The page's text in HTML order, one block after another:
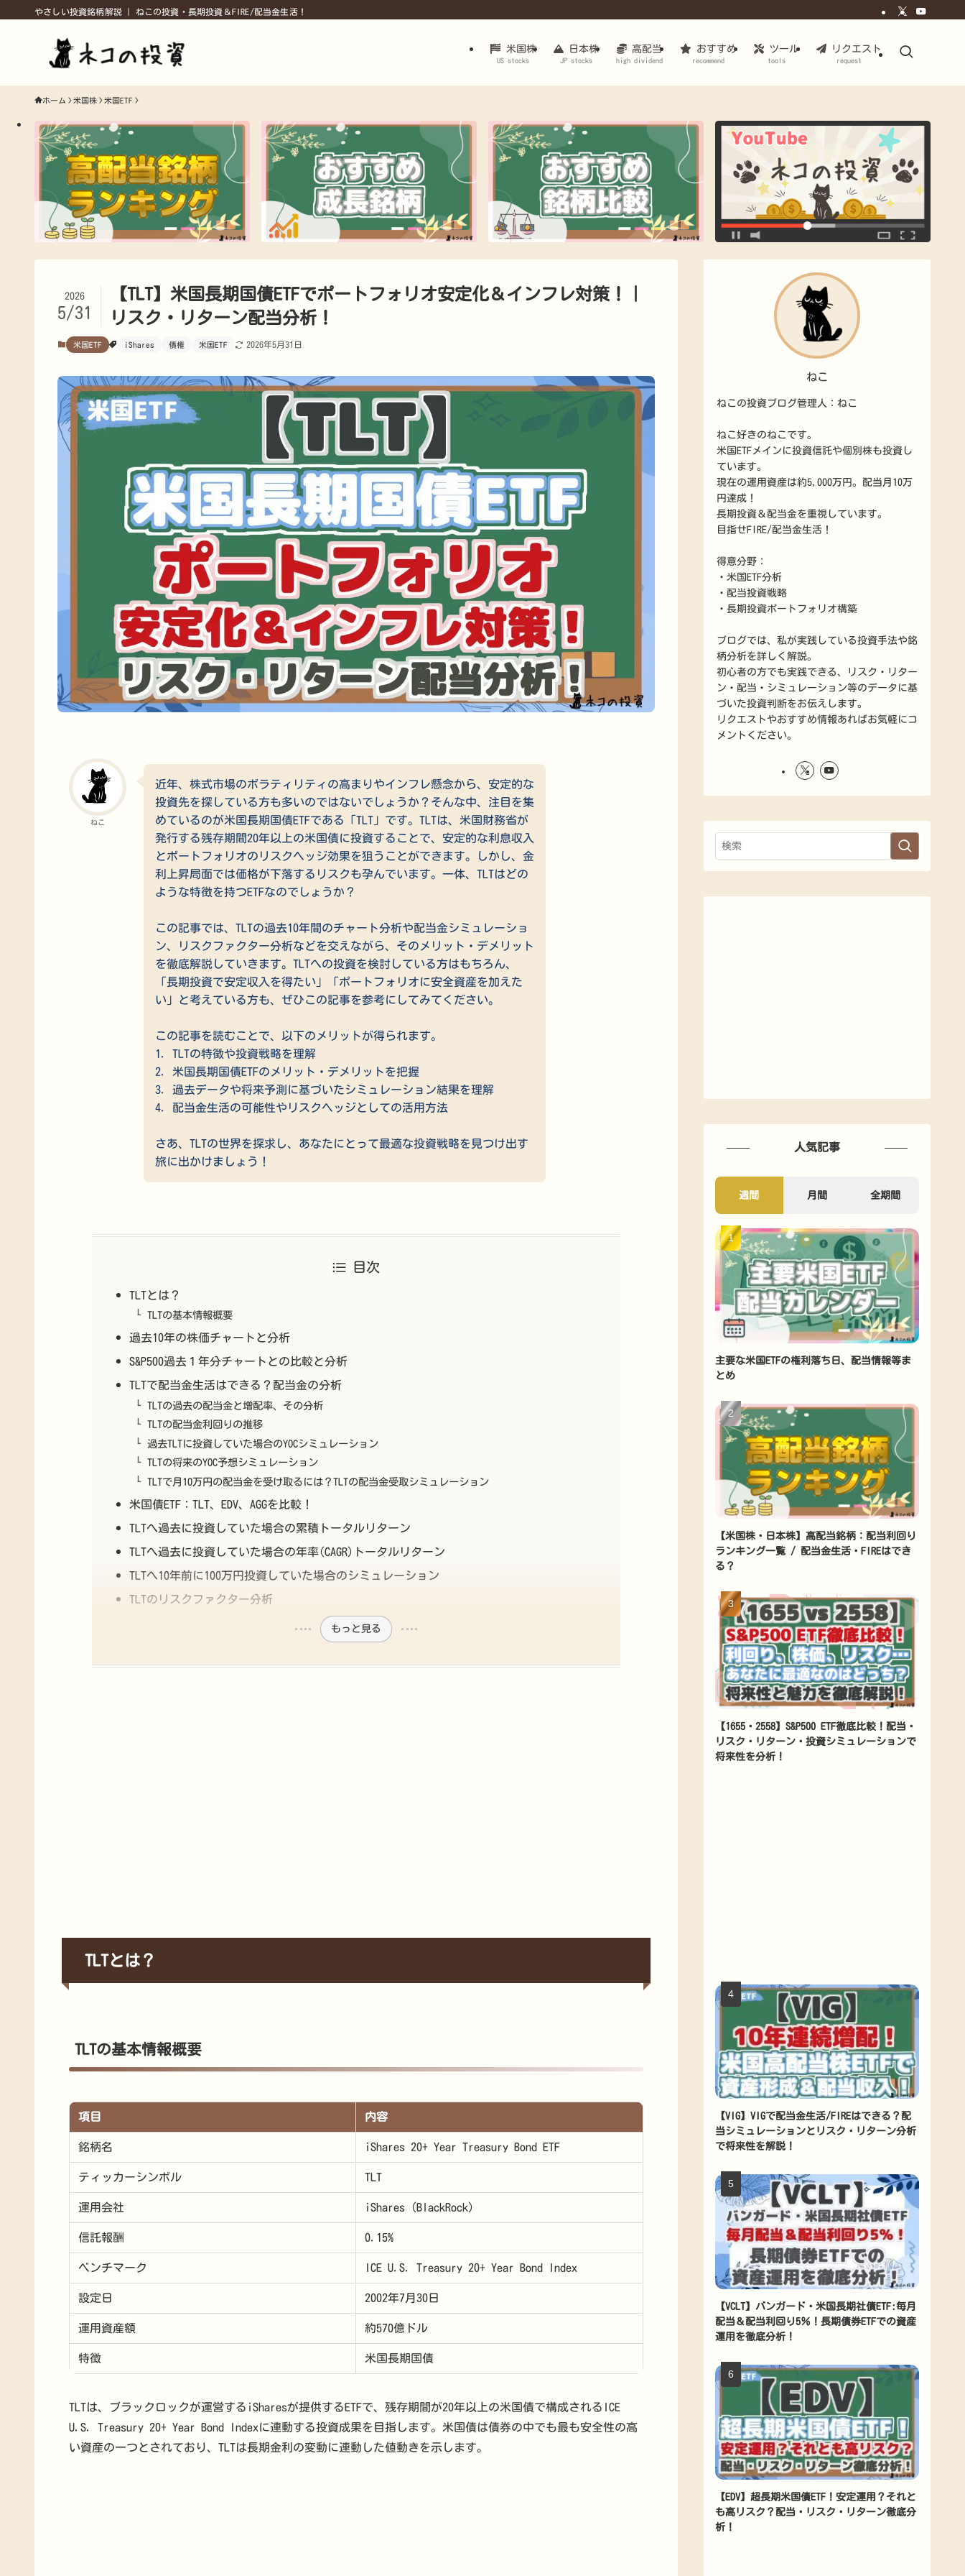
やさしい投資銘柄解説 | ねこの投資・長期投資＆FIRE/配当金生活！
米国株
US stocks
日本株
JP stocks
高配当
high dividend
おすすめ
recommend
ツール
tools
リクエスト
request
ホーム 米国株 米国ETF
【TLT】米国長期国債ETFでポートフォリオ安定化＆インフレ対策！｜
リスク・リターン配当分析！
2026
5/31
米国ETF iShares 債権 米国ETF 2026年5月31日
ねこ
近年、株式市場のボラティリティの高まりやインフレ懸念から、安定的な
投資先を探している方も多いのではないでしょうか？そんな中、注目を集
めているのが米国長期国債ETFである「TLT」です。TLTは、米国財務省が
発行する残存期間20年以上の米国債に投資することで、安定的な利息収入
とポートフォリオのリスクヘッジ効果を狙うことができます。しかし、金
利上昇局面では価格が下落するリスクも孕んでいます。一体、TLTはどの
ような特徴を持つETFなのでしょうか？
この記事では、TLTの過去10年間のチャート分析や配当金シミュレーショ
ン、リスクファクター分析などを交えながら、そのメリット・デメリット
を徹底解説していきます。TLTへの投資を検討している方はもちろん、
「長期投資で安定収入を得たい」「ポートフォリオに安全資産を加えた
い」と考えている方も、ぜひこの記事を参考にしてみてください。
この記事を読むことで、以下のメリットが得られます。
1. TLTの特徴や投資戦略を理解
2. 米国長期国債ETFのメリット・デメリットを把握
3. 過去データや将来予測に基づいたシミュレーション結果を理解
4. 配当金生活の可能性やリスクヘッジとしての活用方法
さあ、TLTの世界を探求し、あなたにとって最適な投資戦略を見つけ出す
旅に出かけましょう！
目次
TLTとは？
TLTの基本情報概要
過去10年の株価チャートと分析
S&P500過去１年分チャートとの比較と分析
TLTで配当金生活はできる？配当金の分析
TLTの過去の配当金と増配率、その分析
TLTの配当金利回りの推移
過去TLTに投資していた場合のYOCシミュレーション
TLTの将来のYOC予想シミュレーション
TLTで月10万円の配当金を受け取るには？TLTの配当金受取シミュレーション
米国債ETF：TLT、EDV、AGGを比較！
TLTへ過去に投資していた場合の累積トータルリターン
TLTへ過去に投資していた場合の年率(CAGR)トータルリターン
TLTへ10年前に100万円投資していた場合のシミュレーション
TLTのリスクファクター分析
もっと見る
TLTとは？
TLTの基本情報概要
項目 内容
銘柄名 iShares 20+ Year Treasury Bond ETF
ティッカーシンボル TLT
運用会社 iShares（BlackRock）
信託報酬 0.15%
ベンチマーク ICE U.S. Treasury 20+ Year Bond Index
設定日 2002年7月30日
運用資産額 約570億ドル
特徴 米国長期国債
TLTは、ブラックロックが運営するiSharesが提供するETFで、残存期間が20年以上の米国債で構成されるICE
U.S. Treasury 20+ Year Bond Indexに連動する投資成果を目指します。米国債は債券の中でも最も安全性の高
い資産の一つとされており、TLTは長期金利の変動に連動した値動きを示します。
ねこ
ねこの投資ブログ管理人：ねこ
ねこ好きのねこです。
米国ETFメインに投資信託や個別株も投資し
ています。
現在の運用資産は約5,000万円。配当月10万
円達成！
長期投資＆配当金を重視しています。
目指せFIRE/配当金生活！
得意分野：
・米国ETF分析
・配当投資戦略
・長期投資ポートフォリオ構築
ブログでは、私が実践している投資手法や銘
柄分析を詳しく解説。
初心者の方でも実践できる、リスク・リター
ン・配当・シミュレーション等のデータに基
づいた投資判断をお伝えします。
リクエストやおすすめ情報あればお気軽にコ
メントください。
人気記事
週間 月間 全期間
主要な米国ETFの権利落ち日、配当情報等ま
とめ
【米国株・日本株】高配当銘柄：配当利回り
ランキング一覧 / 配当金生活・FIREはでき
る？
【1655・2558】S&P500 ETF徹底比較！配当・
リスク・リターン・投資シミュレーションで
将来性を分析！
【VIG】VIGで配当金生活/FIREはできる？配
当シミュレーションとリスク・リターン分析
で将来性を解説！
【VCLT】バンガード・米国長期社債ETF:毎月
配当＆配当利回り5％！長期債券ETFでの資産
運用を徹底分析！
【EDV】超長期米国債ETF！安定運用？それと
も高リスク？配当・リスク・リターン徹底分
析！